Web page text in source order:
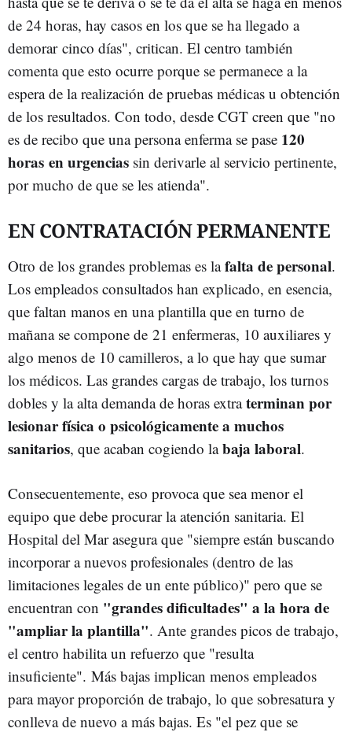
de 24 horas, hay casos en los que se ha llegado a
demorar cinco días", critican. El centro también
comenta que esto ocurre porque se permanece a la
espera de la realización de pruebas médicas u obtención
de los resultados. Con todo, desde CGT creen que "no
es de recibo que una persona enferma se pase 120
horas en urgencias sin derivarle al servicio pertinente,
por mucho de que se les atienda".
EN CONTRATACIÓN PERMANENTE
Otro de los grandes problemas es lafalta de personal.
Los empleados consultados han explicado, en esencia,
que faltan manos en una plantilla que en turno de
mañana se compone de 21 enfermeras, 10 auxiliares y
algo menos de 10 camilleros, a lo que hay que sumar
los médicos. Las grandes cargas de trabajo, los turnos
dobles y la alta demanda de horas extraterminan por
lesionar física o psicológicamente a muchos
sanitarios, que acaban cogiendo labaja laboral.
Consecuentemente, eso provoca que sea menor el
equipo que debe procurar la atención sanitaria. El
Hospital del Mar asegura que "siempre están buscando
incorporar a nuevos profesionales (dentro de las
limitaciones legales de un ente público)" pero que se
encuentran con "grandes dificultades" a la hora de
"ampliar la plantilla". Ante grandes picos de trabajo,
el centro habilita un refuerzo que "resulta
insuficiente". Más bajas implican menos empleados
para mayor proporción de trabajo, lo que sobresatura y
conlleva de nuevo a más bajas. Es "el pez que se